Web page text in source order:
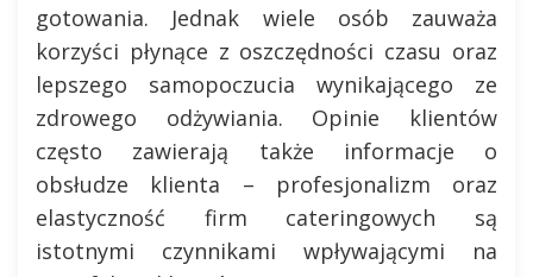
gotowania. Jednak wiele osób zauważa
korzyści płynące z oszczędności czasu oraz
lepszego samopoczucia wynikającego ze
zdrowego odżywiania. Opinie klientów
często zawierają także informacje o
obsłudze klienta – profesjonalizm oraz
elastyczność firm cateringowych są
istotnymi czynnikami wpływającymi na